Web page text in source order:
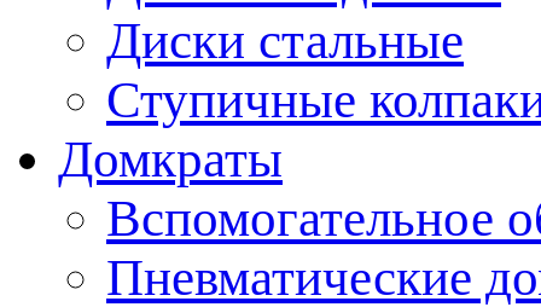
Диски стальные
Ступичные
Домкраты
Вспомогательное
Пневматические